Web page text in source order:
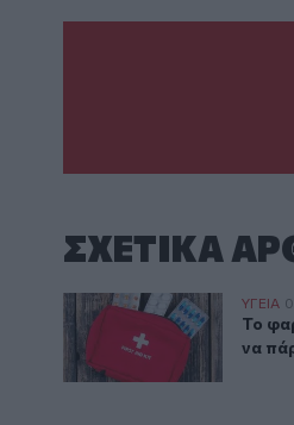
ΣΧΕΤΙΚA
Το φαρμακείο των ΥΓΕΙΑ
Το
Το
να